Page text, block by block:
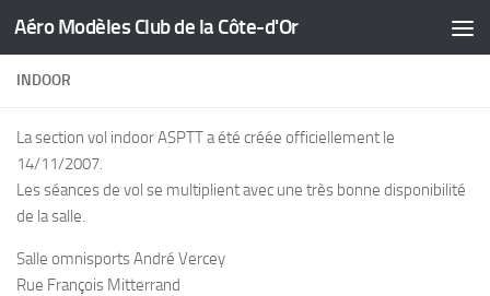
Skip to content
Aéro Modèles Club de la Côte-d'Or
INDOOR
La section vol indoor ASPTT a été créée officiellement le
14/11/2007.
Les séances de vol se multiplient avec une très bonne disponibilité
de la salle.
Salle omnisports André Vercey
Rue François Mitterrand